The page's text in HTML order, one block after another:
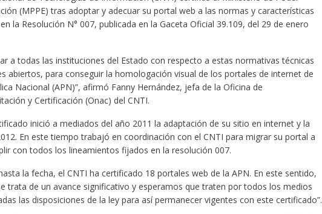
(MPPE) tras adoptar y adecuar su portal web a las normas y características
la Resolución N° 007, publicada en la Gaceta Oficial 39.109, del 29 de enero
a todas las instituciones del Estado con respecto a estas normativas técnicas
abiertos, para conseguir la homologación visual de los portales de internet de
Nacional (APN)”, afirmó Fanny Hernández, jefa de la Oficina de
y Certificación (Onac) del CNTI.
inició a mediados del año 2011 la adaptación de su sitio en internet y la
En este tiempo trabajó en coordinación con el CNTI para migrar su portal a
con todos los lineamientos fijados en la resolución 007.
la fecha, el CNTI ha certificado 18 portales web de la APN. En este sentido,
trata de un avance significativo y esperamos que traten por todos los medios
las disposiciones de la ley para así permanecer vigentes con este certificado”.